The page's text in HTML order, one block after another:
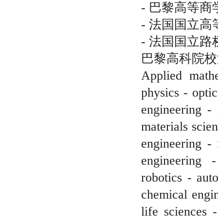
- 巴黎高等
- 法国国立高
- 法国国立路
巴黎高科院
Applied
physics -
engineering
materials
engineering
engineering
robotics -
chemical
life sciences